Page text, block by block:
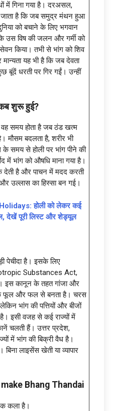
में गिना गया है। दरअसल,
जाता है कि जब समुद्र मंथन हुआ
को बचाने के लिए भगवान
उस विष की जलन और गर्मी को
किया। तभी से भांग को शिव
यह भी है कि जब देवता
धरती पर गिर गईं। उन्हीं
कब शुरू हुई?
समय होता है जब ठंड खत्म
मौसम बदलता है, शरीर भी
समय से होली पर भांग पीने की
में भांग को औषधि माना गया है।
देती है और पाचन में मदद करती
उल्लास का हिस्सा बन गई।
होली को लेकर कई
देखें पूरी लिस्ट और शेड्यूल
पेचीदा है। इसके लिए
Substances Act,
इस कानून के तहत गांजा और
के फूल और फल से बनता है। चरस
भांग की पत्तियों और बीजों
इसी वजह से कई राज्यों में
चलती हैं। उत्तर प्रदेश,
में भांग की बिक्री वैध है।
लाइसेंस खेती या व्यापार
Bhang Thandai
कला है।